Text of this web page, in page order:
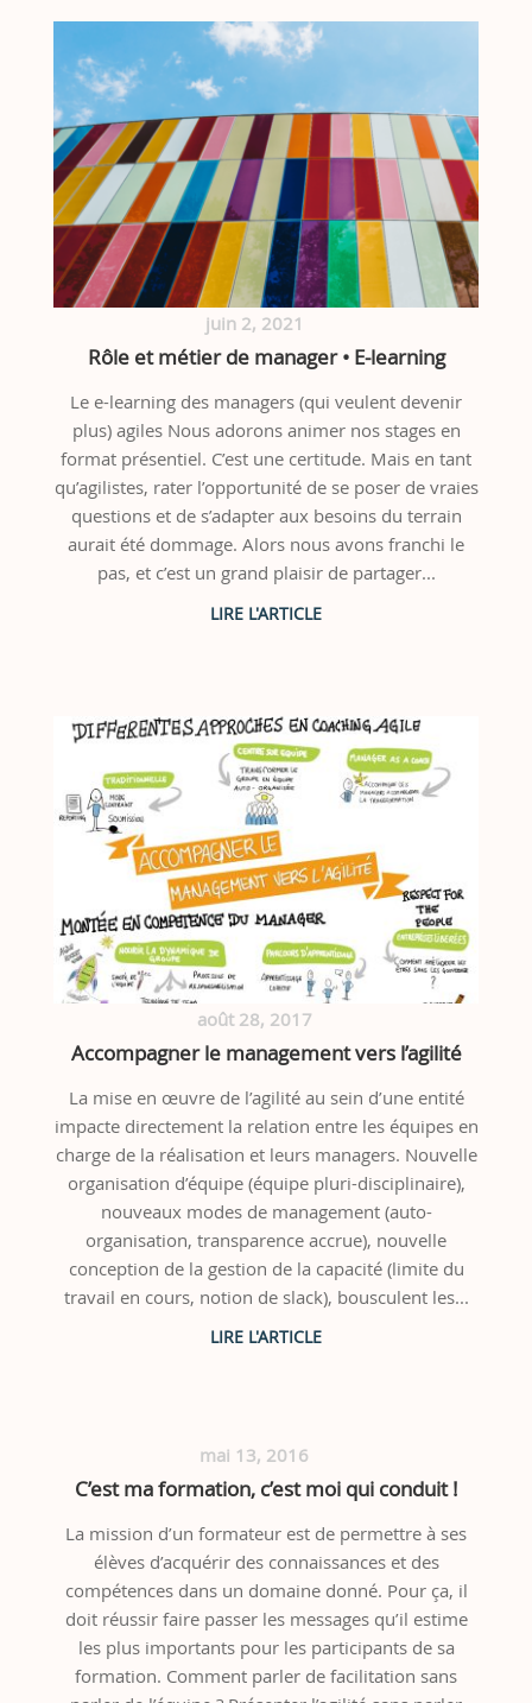
juin 2, 2021
Rôle et métier de manager • E-learning
Le e-learning des managers (qui veulent devenir
plus) agiles Nous adorons animer nos stages en
format présentiel. C’est une certitude. Mais en tant
qu’agilistes, rater l’opportunité de se poser de vraies
questions et de s’adapter aux besoins du terrain
aurait été dommage. Alors nous avons franchi le
pas, et c’est un grand plaisir de partager...
août 28, 2017
Accompagner le management vers l’agilité
La mise en œuvre de l’agilité au sein d’une entité
impacte directement la relation entre les équipes en
charge de la réalisation et leurs managers. Nouvelle
organisation d’équipe (équipe pluri-disciplinaire),
nouveaux modes de management (auto-
organisation, transparence accrue), nouvelle
conception de la gestion de la capacité (limite du
travail en cours, notion de slack), bousculent les...
mai 13, 2016
C’est ma formation, c’est moi qui conduit !
La mission d’un formateur est de permettre à ses
élèves d’acquérir des connaissances et des
compétences dans un domaine donné. Pour ça, il
doit réussir faire passer les messages qu’il estime
les plus importants pour les participants de sa
formation. Comment parler de facilitation sans